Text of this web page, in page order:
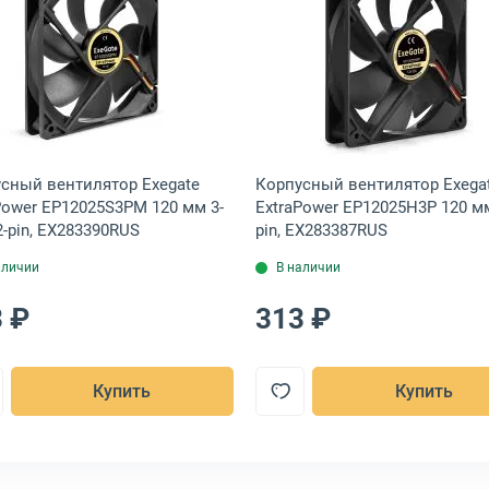
EX253951RUSExegate EX04020B3P-24 40 мм 3-pin, EX297068RUS
Открыть товар: Корпусный вентилятор Exegate
вентилятор Exegate
EP12025S3PM 120 мм 3-
pin, EX283390RUS
₽
Купить
Открыть
Корпусный вентилятор
ExtraPower EP12025H3P 120
pin, EX283387RUS
В наличии
313 ₽
Купить